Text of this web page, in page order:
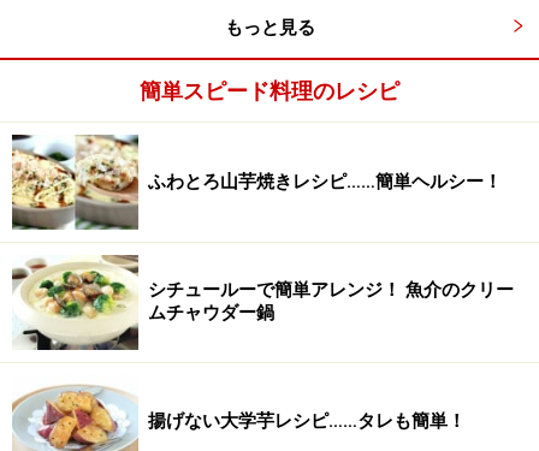
ワンポイントアドバイス
甘さ控えめにしたい場合は、はちみつの量を減らしてく
ださい。また、酢が苦手な方は、酢の一部をレモン汁に
かえる、もしくは、酢とはちみつを合わせたものを、ラ
ップをかけずに、レンジで約30秒加熱します。そうすれ
ば酢の角もとれ、まろやかになります。
い。
※衛生面および保存状態に起因して食中毒や体調不良を引き起こ
す場合があります。必ず清潔な状態で、正しい方法で行い、なる
もっと見る
簡単スピード料理のレシピ
ふわとろ山芋焼きレシピ……簡単ヘルシー！
シチュールーで簡単アレンジ！ 魚介のクリー
ムチャウダー鍋
揚げない大学芋レシピ……タレも簡単！